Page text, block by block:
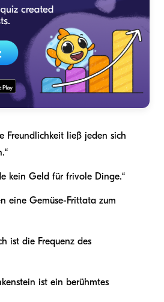
Freundlichkeit ließ jeden sich
kein Geld für frivole Dinge.“
eine Gemüse-Frittata zum
ist die Frequenz des
ist ein berühmtes